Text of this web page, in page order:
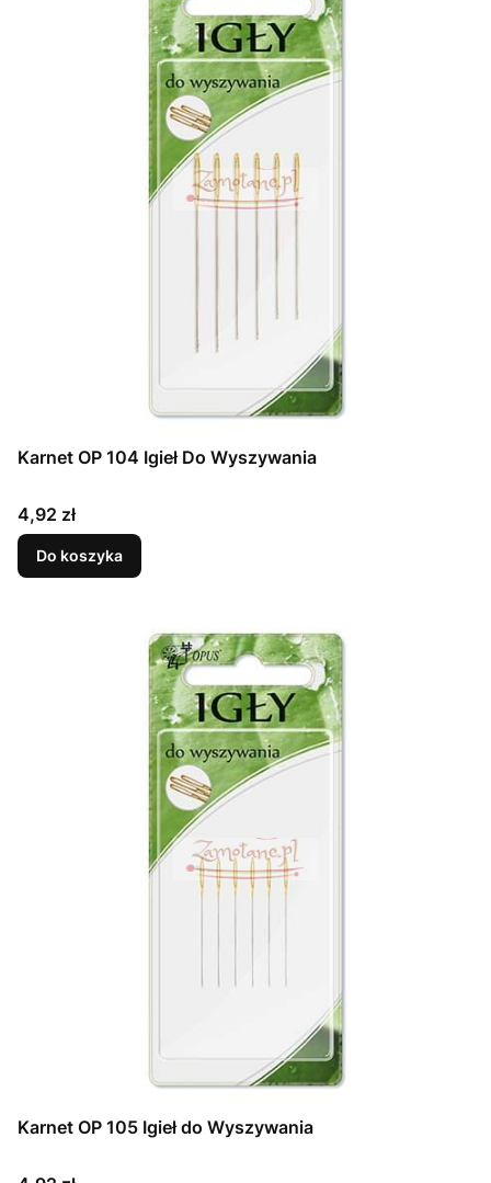
Karnet OP 104 Igieł Do Wyszywania
Cena
4,92 zł
Do koszyka
Karnet OP 105 Igieł do Wyszywania